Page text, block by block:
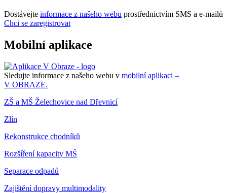
Dostávejte informace z našeho webu prostřednictvím SMS a e-mailů
Chci se zaregistrovat
Mobilní aplikace
Sledujte informace z našeho webu v mobilní aplikaci –
V OBRAZE.
ZŠ a MŠ Želechovice nad Dřevnicí
Zlín
Rekonstrukce chodníků
Rozšíření kapacity MŠ
Separace odpadů
Zajištění dopravy multimodality